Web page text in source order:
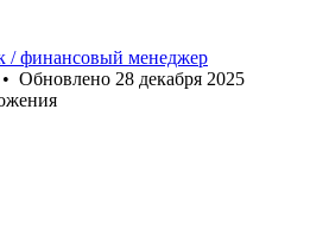
/ финансовый менеджер
• Обновлено 28 декабря 2025